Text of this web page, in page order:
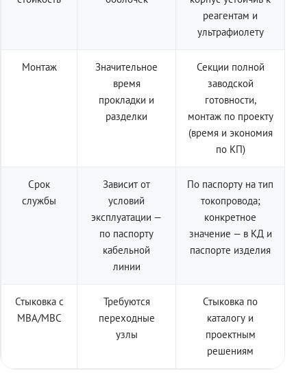
реагентам и
ультрафиолету
Монтаж
Значительное
время
прокладки и
разделки
Секции полной
заводской
готовности,
монтаж по проекту
(время и экономия
по КП)
Срок
службы
Зависит от
условий
эксплуатации —
по паспорту
кабельной
линии
По паспорту на тип
токопровода;
конкретное
значение — в КД и
паспорте изделия
Стыковка с
МВА/МВС
Требуются
переходные
узлы
Стыковка по
каталогу и
проектным
решениям